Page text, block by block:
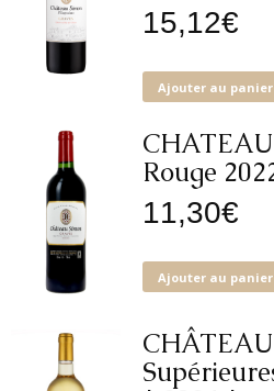
15,12€
Ajouter au panier
Rouge
11,30€
Ajouter au panier